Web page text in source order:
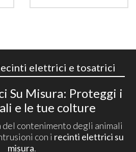
elettrici e tosatrici
Su Misura: Proteggi i
e le tue colture
contenimento degli animali
con i recinti elettrici su
misura.